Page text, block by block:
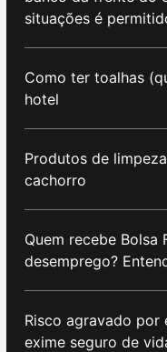
situações é
Como ter toalhas
hotel
Produtos de
cachorro
Quem recebe Bolsa
desemprego?
Risco agravado por
exime seguro de